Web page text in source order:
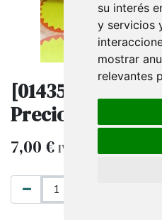
su interés
y servicios
mostrar
relevantes
[014358]
Precios y Ofertas
7,00€ IVA excluido